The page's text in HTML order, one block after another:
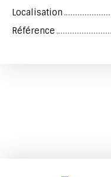
Localisation
Référence